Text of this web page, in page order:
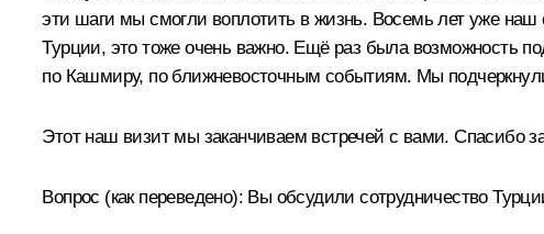
эти шаги мы смогли воплотить в жизнь. Восемь лет уже наш
Турции, это тоже очень важно. Ещё раз была возможность
по Кашмиру, по ближневосточным событиям. Мы
Этот наш визит мы заканчиваем встречей с вами. Спасибо
Вопрос (как переведено): Вы обсудили сотрудничество